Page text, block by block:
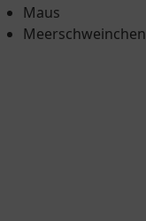
Maus
Meerschweinchen